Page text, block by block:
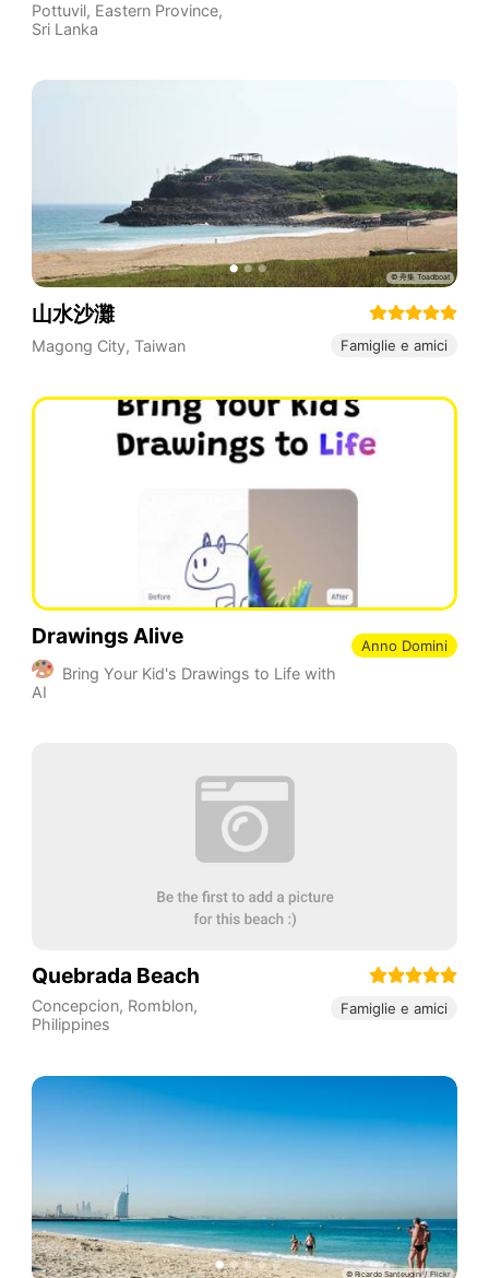
Pottuvil, Eastern Province,
Sri Lanka
山水沙灘
Magong City, Taiwan Famiglie e amici
Drawings Alive
Bring Your Kid's Drawings to Life with
AI
Anno Domini
Quebrada Beach
Concepcion, Romblon,
Philippines
Famiglie e amici